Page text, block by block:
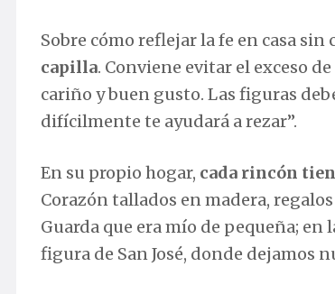
Sobre cómo reflejar la fe en casa sin
capilla. Conviene evitar el exceso
cariño y buen gusto. Las figuras
difícilmente te ayudará a rezar”.
En su propio hogar, cada rincón
Corazón tallados en madera,
Guarda que era mío de pequeña; en
figura de San José, donde dejamos